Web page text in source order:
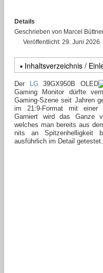
Details
Geschrieben von Marcel
Veröffentlicht: 29. Juni 2026
Der LG39GX950B OLED
Gaming Monitor dürfte
Gaming-Szene seit Jahren
im 21:9-Format mit einer
Garniert wird das Ganze
welches man bereits aus
nits an Spitzenhelligkeit
ausführlich im Detail getestet.